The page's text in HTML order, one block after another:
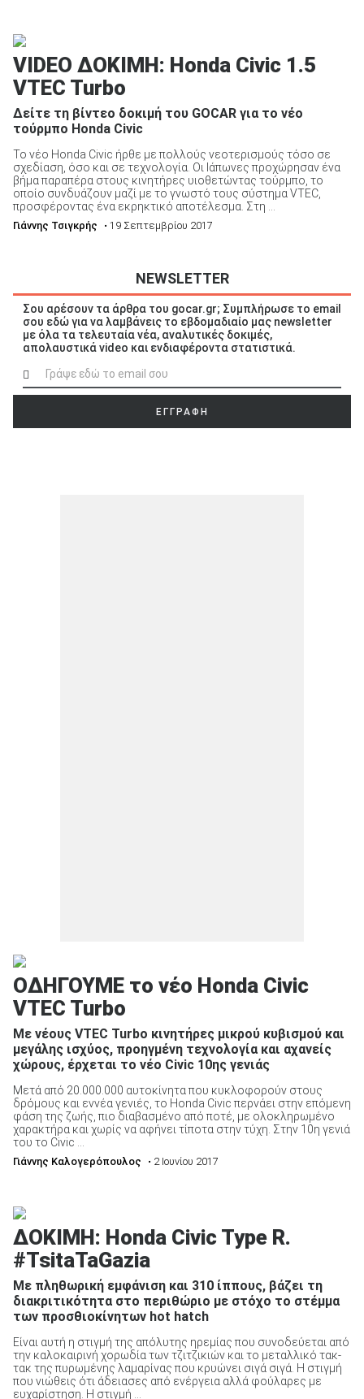
VIDEO ΔΟΚΙΜΗ: Honda Civic 1.5
VTEC Turbo
Δείτε τη βίντεο δοκιμή του GOCAR για το νέο
τούρμπο Honda Civic
Το νέο Honda Civic ήρθε με πολλούς νεοτερισμούς τόσο σε
σχεδίαση, όσο και σε τεχνολογία. Οι Ιάπωνες προχώρησαν ένα
βήμα παραπέρα στους κινητήρες υιοθετώντας τούρμπο, το
οποίο συνδυάζουν μαζί με το γνωστό τους σύστημα VTEC,
προσφέροντας ένα εκρηκτικό αποτέλεσμα. Στη ...
Γιάννης Τσιγκρής • 19 Σεπτεμβρίου 2017
NEWSLETTER
Σου αρέσουν τα άρθρα του gocar.gr; Συμπλήρωσε το email
σου εδώ για να λαμβάνεις το εβδομαδιαίο μας newsletter
με όλα τα τελευταία νέα, αναλυτικές δοκιμές,
απολαυστικά video και ενδιαφέροντα στατιστικά.
ΕΓΓΡΑΦΗ
ΟΔΗΓΟΥΜΕ το νέο Honda Civic
VTEC Turbo
Με νέους VTEC Turbo κινητήρες μικρού κυβισμού και
μεγάλης ισχύος, προηγμένη τεχνολογία και αχανείς
χώρους, έρχεται το νέο Civic 10ης γενιάς
Μετά από 20.000.000 αυτοκίνητα που κυκλοφορούν στους
δρόμους και εννέα γενιές, το Honda Civic περνάει στην επόμενη
φάση της ζωής, πιο διαβασμένο από ποτέ, με ολοκληρωμένο
χαρακτήρα και χωρίς να αφήνει τίποτα στην τύχη. Στην 10η γενιά
του το Civic ...
Γιάννης Καλογερόπουλος • 2 Ιουνίου 2017
ΔΟΚΙΜΗ: Honda Civic Type R.
#TsitaTaGazia
Με πληθωρική εμφάνιση και 310 ίππους, βάζει τη
διακριτικότητα στο περιθώριο με στόχο το στέμμα
των προσθιοκίνητων hot hatch
Είναι αυτή η στιγμή της απόλυτης ηρεμίας που συνοδεύεται από
την καλοκαιρινή χορωδία των τζιτζικιών και το μεταλλικό τακ-
τακ της πυρωμένης λαμαρίνας που κρυώνει σιγά σιγά. Η στιγμή
που νιώθεις ότι άδειασες από ενέργεια αλλά φούλαρες με
ευχαρίστηση. Η στιγμή ...